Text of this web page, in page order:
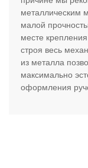
металлическим
малой
месте
строя весь
из металла
максимально
оформления